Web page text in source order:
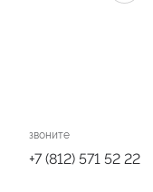
звоните
+7 (812) 571 52 22